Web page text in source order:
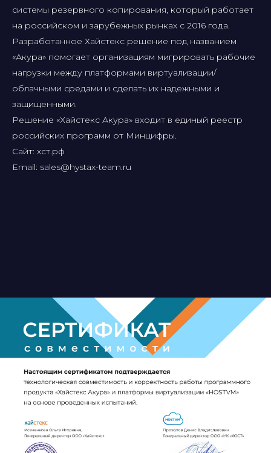
системы резервного копирования, который работает
на российском и зарубежных рынках с 2016 года.
Разработанное Хайстекс решение под названием
«Акура» помогает организациям мигрировать рабочие
нагрузки между платформами виртуализации/
облачными средами и сделать их надежными и
защищенными.
Решение «Хайстекс Акура» входит в единый реестр
российских программ от Минцифры.
Сайт: хст.рф
Email: sales@hystax-team.ru